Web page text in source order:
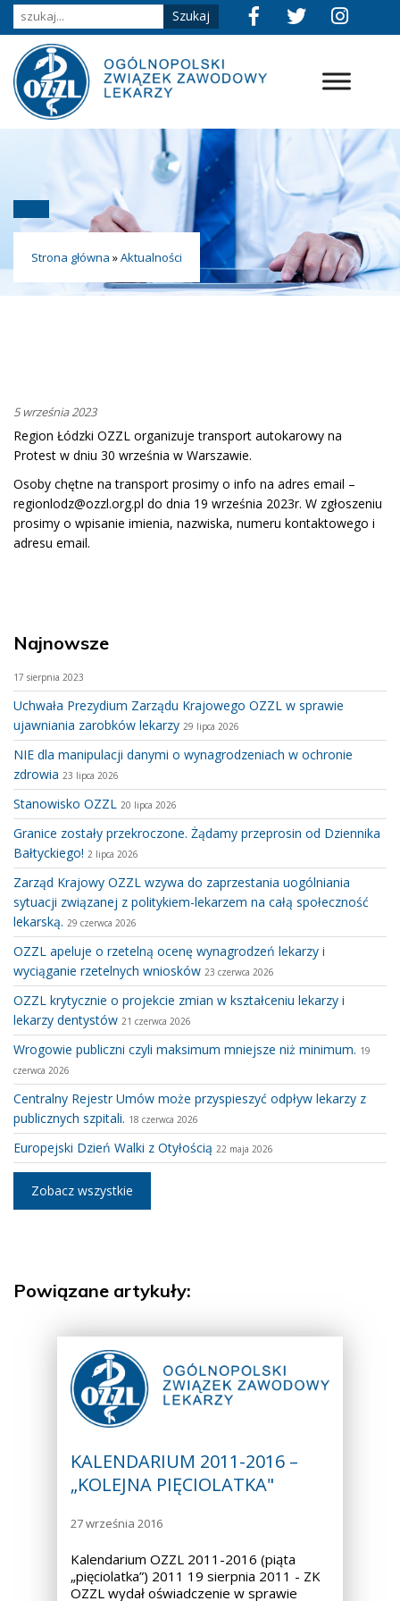
Strona główna »Aktualności
5 września 2023
Region Łódzki OZZL organizuje transport autokarowy na
Protest w dniu 30 września w Warszawie.
Osoby chętne na transport prosimy o info na adres email –
regionlodz@ozzl.org.pl do dnia 19 września 2023r. W zgłoszeniu
prosimy o wpisanie imienia, nazwiska, numeru kontaktowego i
adresu email.
Najnowsze
17 sierpnia 2023
Uchwała Prezydium Zarządu Krajowego OZZL w sprawie
ujawniania zarobków lekarzy 29 lipca 2026
NIE dla manipulacji danymi o wynagrodzeniach w ochronie
zdrowia 23 lipca 2026
Stanowisko OZZL 20 lipca 2026
Granice zostały przekroczone. Żądamy przeprosin od Dziennika
Bałtyckiego! 2 lipca 2026
Zarząd Krajowy OZZL wzywa do zaprzestania uogólniania
sytuacji związanej z politykiem-lekarzem na całą społeczność
lekarską. 29 czerwca 2026
OZZL apeluje o rzetelną ocenę wynagrodzeń lekarzy i
wyciąganie rzetelnych wniosków 23 czerwca 2026
OZZL krytycznie o projekcie zmian w kształceniu lekarzy i
lekarzy dentystów 21 czerwca 2026
Wrogowie publiczni czyli maksimum mniejsze niż minimum. 19
czerwca 2026
Centralny Rejestr Umów może przyspieszyć odpływ lekarzy z
publicznych szpitali. 18 czerwca 2026
Europejski Dzień Walki z Otyłością 22 maja 2026
Zobacz wszystkie
Powiązane artykuły:
KALENDARIUM 2011-2016 –
„KOLEJNA PIĘCIOLATKA"
27 września 2016
Kalendarium OZZL 2011-2016 (piąta
„pięciolatka”) 2011 19 sierpnia 2011 - ZK
OZZL wydał oświadczenie w sprawie